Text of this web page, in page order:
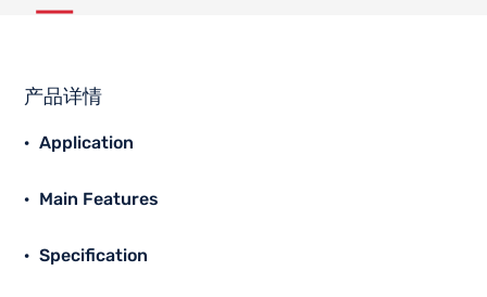
产品详情
Application
Main Features
Specification